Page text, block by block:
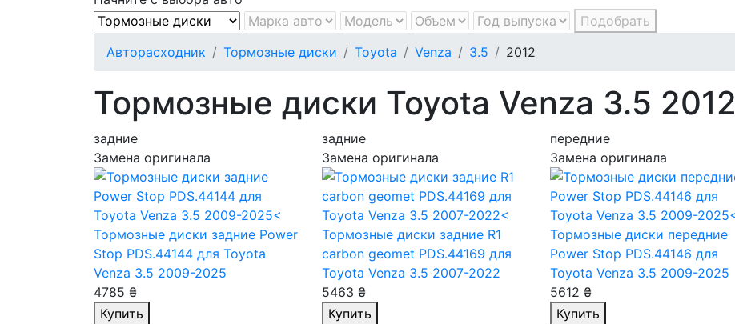
Подобрать
Авторасходник
Тормозные диски Toyota Venza 3.5 2012
Тормозные диски Toyota Venza 3.5 2012
задние
Замена оригинала
Тормозные диски задние Power
Stop PDS.44144 для Toyota
Venza 3.5 2009-2025
4785 ₴
Купить
задние
Замена оригинала
Тормозные диски задние R1
carbon geomet PDS.44169 для
Toyota Venza 3.5 2007-2022
5463 ₴
Купить
передние
Замена оригинала
Тормозные диски передние
Power Stop PDS.44146 для
Toyota Venza 3.5 2009-2025
5612 ₴
Купить